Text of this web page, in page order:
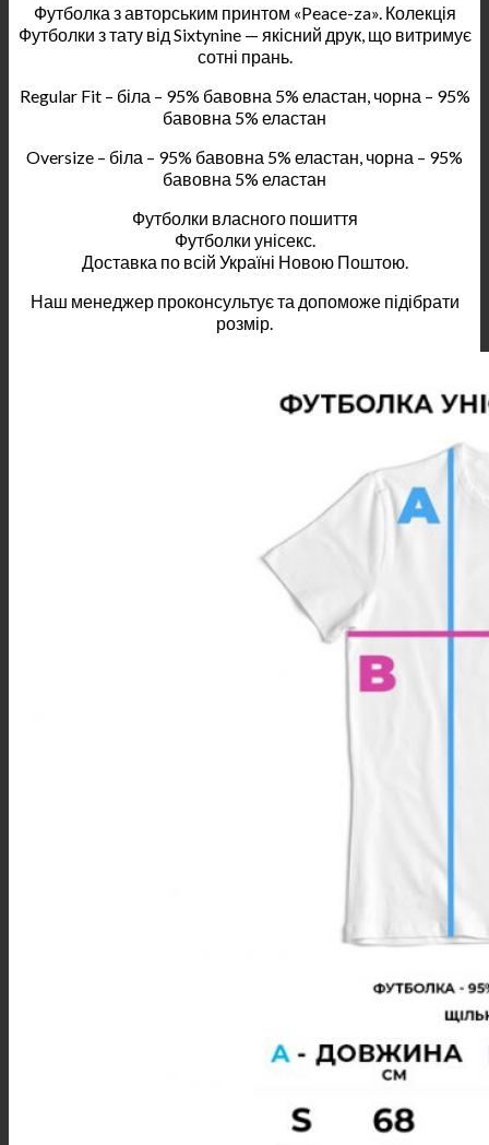
Футболка з авторським принтом «Peace-za». Колекція
Футболки з тату від Sixtynine — якісний друк, що витримує
сотні прань.
Regular Fit – біла – 95% бавовна 5% еластан, чорна – 95%
бавовна 5% еластан
Oversize – біла – 95% бавовна 5% еластан, чорна – 95%
бавовна 5% еластан
Футболки власного пошиття
Футболки унісекс.
Доставка по всій Україні Новою Поштою.
Наш менеджер проконсультує та допоможе підібрати
розмір.